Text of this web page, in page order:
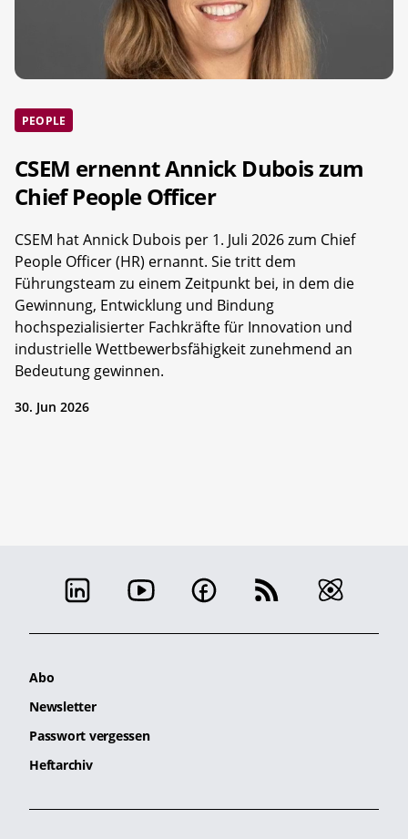
PEOPLE
CSEM ernennt Annick Dubois zum
Chief People Officer
CSEM hat Annick Dubois per 1. Juli 2026 zum Chief
People Officer (HR) ernannt. Sie tritt dem
Führungsteam zu einem Zeitpunkt bei, in dem die
Gewinnung, Entwicklung und Bindung
hochspezialisierter Fachkräfte für Innovation und
industrielle Wettbewerbsfähigkeit zunehmend an
Bedeutung gewinnen.
30. Jun 2026
Abo
Newsletter
Passwort vergessen
Heftarchiv